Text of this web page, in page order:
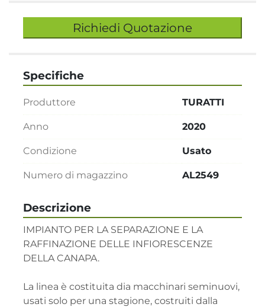
Richiedi Quotazione
Descrizione
IMPIANTO PER LA SEPARAZIONE E LA
RAFFINAZIONE DELLE INFIORESCENZE
DELLA CANAPA.
La linea è costituita dia macchinari seminuovi,
usati solo per una stagione, costruiti dalla
Specifiche
Produttore TURATTI
Anno 2020
Condizione Usato
Numero di magazzino AL2549